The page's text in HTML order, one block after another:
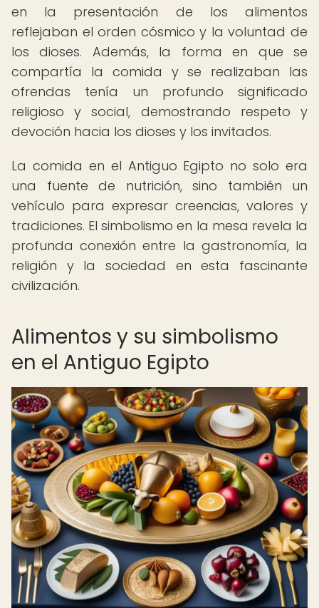
en la presentación de los alimentos
reflejaban el orden cósmico y la voluntad de
los dioses. Además, la forma en que se
compartía la comida y se realizaban las
ofrendas tenía un profundo significado
religioso y social, demostrando respeto y
devoción hacia los dioses y los invitados.
La comida en el Antiguo Egipto no solo era
una fuente de nutrición, sino también un
vehículo para expresar creencias, valores y
tradiciones. El simbolismo en la mesa revela la
profunda conexión entre la gastronomía, la
religión y la sociedad en esta fascinante
civilización.
Alimentos y su simbolismo
en el Antiguo Egipto